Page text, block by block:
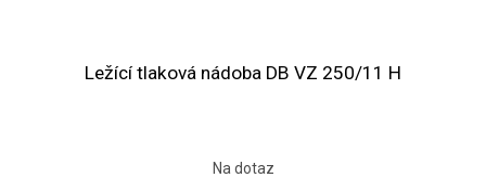
Ležící tlaková nádoba DB VZ 250/11 H
Na dotaz